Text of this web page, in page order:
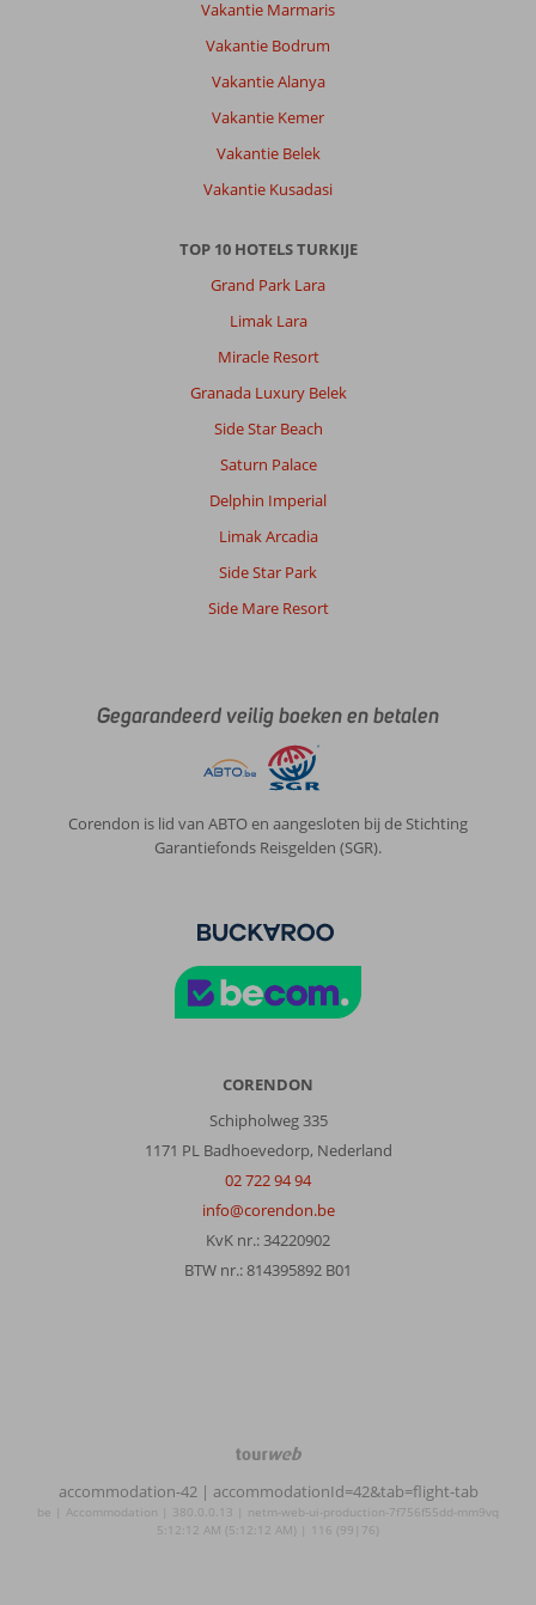
Vakantie Marmaris
Vakantie Bodrum
Vakantie Alanya
Vakantie Kemer
Vakantie Belek
Vakantie Kusadasi
TOP 10 HOTELS TURKIJE
Grand Park Lara
Limak Lara
Miracle Resort
Granada Luxury Belek
Side Star Beach
Saturn Palace
Delphin Imperial
Limak Arcadia
Side Star Park
Side Mare Resort
Gegarandeerd veilig boeken en betalen
Corendon is lid van ABTO en aangesloten bij de Stichting
Garantiefonds Reisgelden (SGR).
CORENDON
Schipholweg 335
1171 PL Badhoevedorp, Nederland
02 722 94 94
info@corendon.be
KvK nr.: 34220902
BTW nr.: 814395892 B01
TourWeb
NetMatch
accommodation-42 | accommodationId=42&tab=flight-tab
be | Accommodation | 380.0.0.13 | netm-web-ui-production-7f756f55dd-mm9vq
5:12:12 AM (5:12:12 AM) | 116 (99|76)